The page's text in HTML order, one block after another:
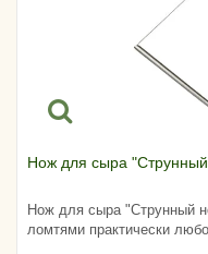
Нож для сыра
Нож для сыра "Струнный
ломтями практически